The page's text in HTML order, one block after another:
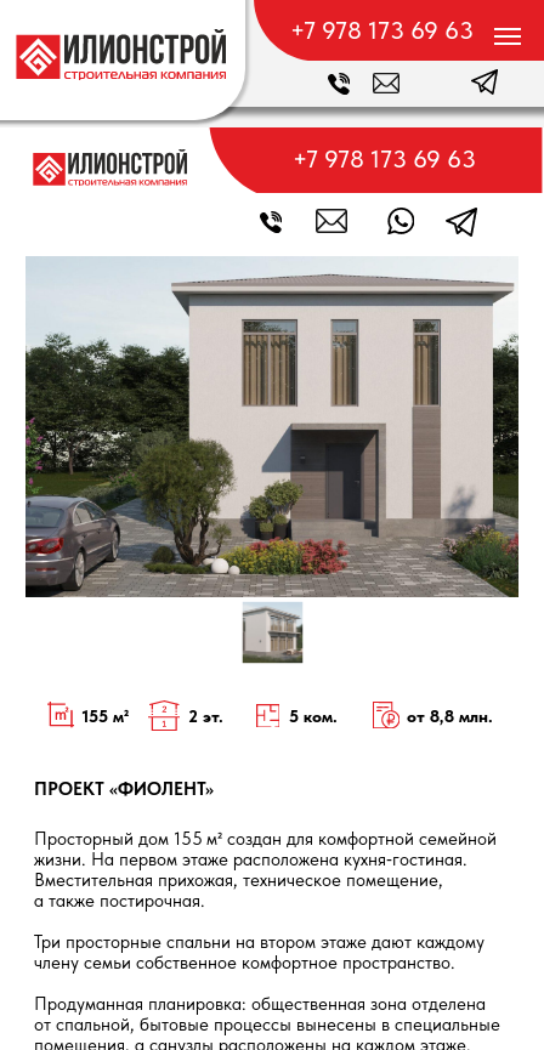
АККРЕДИТОВАННЫЙ ЗАСТРОЙЩИК
+7 978 173 69 63
Просторный дом 155 м² создан для комфортной семейной
жизни. На первом этаже расположена кухня‑гостиная.
Вместительная прихожая, техническое помещение,
Продуманная планировка: общественная зона отделена
от спальной, бытовые процессы вынесены в специальные
+7 978 173 69 63
155 м² 2 эт. 5 ком. от 8,8 млн.
ПРОЕКТ «ФИОЛЕНТ»
ПЛАНИРОВКА